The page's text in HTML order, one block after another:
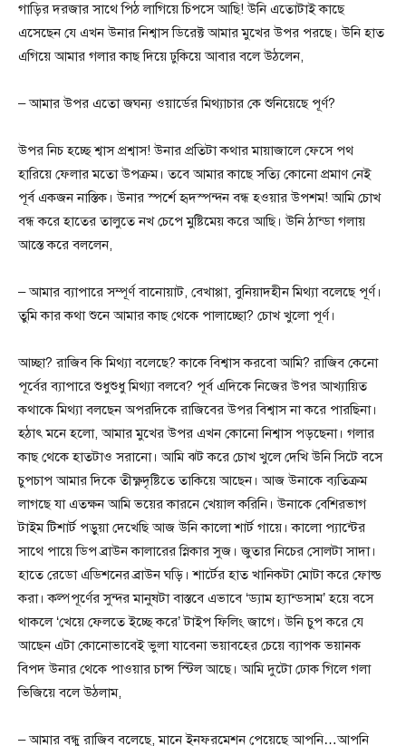
গাড়ির দরজার সাথে পিঠ লাগিয়ে চিপসে আছি! উনি এতোটাই কাছে
এসেছেন যে এখন উনার নিশ্বাস ডিরেক্ট আমার মুখের উপর পরছে। উনি হাত
এগিয়ে আমার গলার কাছ দিয়ে ঢুকিয়ে আবার বলে উঠলেন,
– আমার উপর এতো জঘন্য ওয়ার্ডের মিথ্যাচার কে শুনিয়েছে পূর্ণ?
উপর নিচ হচ্ছে শ্বাস প্রশ্বাস! উনার প্রতিটা কথার মায়াজালে ফেসে পথ
হারিয়ে ফেলার মতো উপক্রম। তবে আমার কাছে সত্যি কোনো প্রমাণ নেই
পূর্ব একজন নাস্তিক। উনার স্পর্শে হৃদস্পন্দন বন্ধ হওয়ার উপশম! আমি চোখ
বন্ধ করে হাতের তালুতে নখ চেপে মুষ্টিমেয় করে আছি। উনি ঠান্ডা গলায়
আস্তে করে বললেন,
– আমার ব্যাপারে সম্পূর্ণ বানোয়াট, বেখাপ্পা, বুনিয়াদহীন মিথ্যা বলেছে পূর্ণ।
তুমি কার কথা শুনে আমার কাছ থেকে পালাচ্ছো? চোখ খুলো পূর্ণ।
আচ্ছা? রাজিব কি মিথ্যা বলেছে? কাকে বিশ্বাস করবো আমি? রাজিব কেনো
পূর্বের ব্যাপারে শুধুশুধু মিথ্যা বলবে? পূর্ব এদিকে নিজের উপর আখ্যায়িত
কথাকে মিথ্যা বলছেন অপরদিকে রাজিবের উপর বিশ্বাস না করে পারছিনা।
হঠাৎ মনে হলো, আমার মুখের উপর এখন কোনো নিশ্বাস পড়ছেনা। গলার
কাছ থেকে হাতটাও সরানো। আমি ঝট করে চোখ খুলে দেখি উনি সিটে বসে
চুপচাপ আমার দিকে তীক্ষ্ণদৃষ্টিতে তাকিয়ে আছেন। আজ উনাকে ব্যতিক্রম
লাগছে যা এতক্ষন আমি ভয়ের কারনে খেয়াল করিনি। উনাকে বেশিরভাগ
টাইম টিশার্ট পড়ুয়া দেখেছি আজ উনি কালো শার্ট গায়ে। কালো প্যান্টের
সাথে পায়ে ডিপ ব্রাউন কালারের স্নিকার সুজ। জুতার নিচের সোলটা সাদা।
হাতে রেডো এডিশনের ব্রাউন ঘড়ি। শার্টের হাত খানিকটা মোটা করে ফোল্ড
করা। কল্পপূর্ণের সুন্দর মানুষটা বাস্তবে এভাবে ‘ড্যাম হ্যান্ডসাম’ হয়ে বসে
থাকলে ‘খেয়ে ফেলতে ইচ্ছে করে’ টাইপ ফিলিং জাগে। উনি চুপ করে যে
আছেন এটা কোনোভাবেই ভুলা যাবেনা ভয়াবহের চেয়ে ব্যাপক ভয়ানক
বিপদ উনার থেকে পাওয়ার চান্স স্টিল আছে। আমি দুটো ঢোক গিলে গলা
ভিজিয়ে বলে উঠলাম,
– আমার বন্ধু রাজিব বলেছে, মানে ইনফরমেশন পেয়েছে আপনি…আপনি